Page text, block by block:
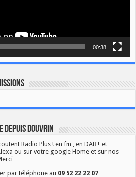
00:38
depuis Douvrin
Radio Plus ! en fm , en DAB+ et
ou sur votre google Home et sur nos
par téléphone au 09 52 22 22 07